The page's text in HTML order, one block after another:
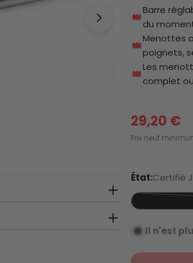
Ouvrir le
Barre
du
Menottes
poignets,
Les
complet
Prix
de
vente
29,20 €
Prix neuf
État:Certifié
Il n'est